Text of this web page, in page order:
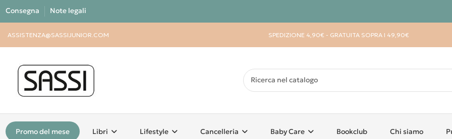
Consegna Note legali
ASSISTENZA@SASSIJUNIOR.COM SPEDIZIONE 4,90€ - GRATUITA SOPRA I 49,90€
Promo del mese Libri Lifestyle Cancelleria Baby Care Bookclub Chi siamo